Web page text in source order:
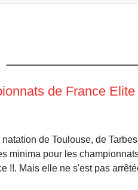
de France Elite
de Toulouse, de
minima pour les
!!. Mais elle ne s'est pas